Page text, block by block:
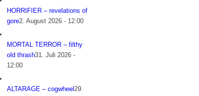
HORRIFIER – revelations of
gore2. August 2026 - 12:00
MORTAL TERROR – filthy
old thrash31. Juli 2026 -
12:00
ALTARAGE – cogwheel29.